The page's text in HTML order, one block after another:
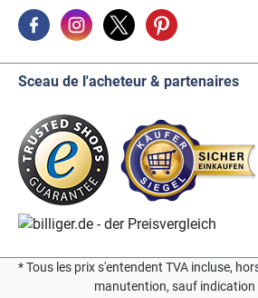
Sceau de l'acheteur & partenaires
* Tous les prix s'entendent TVA incluse,
manutention, sauf indication